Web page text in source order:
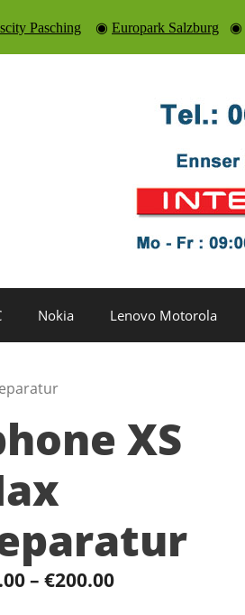
Nokia Lenovo Motorola
XS
– €200.00
Pasching ◉ Europark Salzburg ◉